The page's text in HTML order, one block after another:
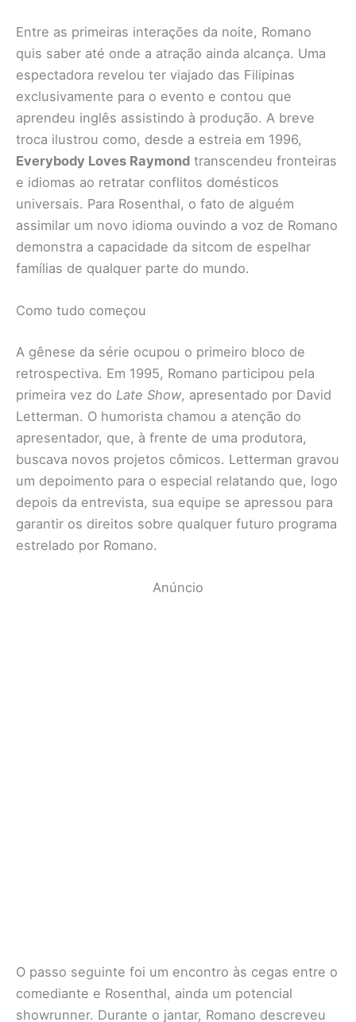
Entre as primeiras interações da noite, Romano
quis saber até onde a atração ainda alcança. Uma
espectadora revelou ter viajado das Filipinas
exclusivamente para o evento e contou que
aprendeu inglês assistindo à produção. A breve
troca ilustrou como, desde a estreia em 1996,
Everybody Loves Raymond transcendeu fronteiras
e idiomas ao retratar conflitos domésticos
universais. Para Rosenthal, o fato de alguém
assimilar um novo idioma ouvindo a voz de Romano
demonstra a capacidade da sitcom de espelhar
famílias de qualquer parte do mundo.
Como tudo começou
A gênese da série ocupou o primeiro bloco de
retrospectiva. Em 1995, Romano participou pela
primeira vez do Late Show, apresentado por David
Letterman. O humorista chamou a atenção do
apresentador, que, à frente de uma produtora,
buscava novos projetos cômicos. Letterman gravou
um depoimento para o especial relatando que, logo
depois da entrevista, sua equipe se apressou para
garantir os direitos sobre qualquer futuro programa
estrelado por Romano.
Anúncio
O passo seguinte foi um encontro às cegas entre o
comediante e Rosenthal, ainda um potencial
showrunner. Durante o jantar, Romano descreveu